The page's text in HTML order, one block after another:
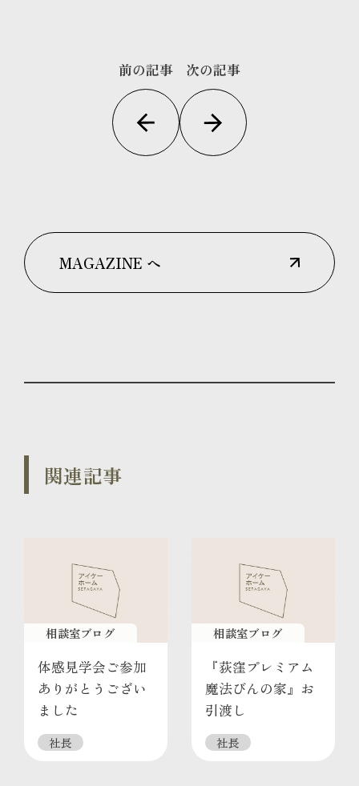
前の記事 次の記事
MAGAZINE へ
関連記事
相談室ブログ
体感見学会ご参加
ありがとうござい
ました
社長
相談室ブログ
『荻窪プレミアム
魔法びんの家』お
引渡し
社長